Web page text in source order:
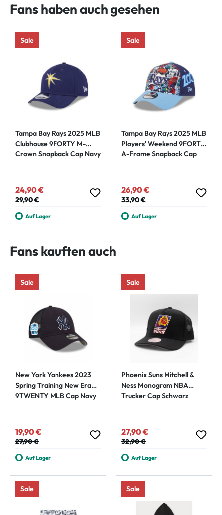
Fans haben auch gesehen
Sale
Tampa Bay Rays 2025 MLB
Clubhouse 9FORTY M-
Crown Snapback Cap Navy
Verkaufspreis:
24,90 €
Regulärer Preis:
29,90 €
Auf Lager
Sale
Tampa Bay Rays 2025 MLB
Players' Weekend 9FORTY
A-Frame Snapback Cap
Verkaufspreis:
26,90 €
Regulärer Preis:
33,90 €
Auf Lager
Fans kauften auch
Sale
New York Yankees 2023
Spring Training New Era
9TWENTY MLB Cap Navy
Verkaufspreis:
19,90 €
Regulärer Preis:
27,90 €
Auf Lager
Sale
Phoenix Suns Mitchell &
Ness Monogram NBA
Trucker Cap Schwarz
Verkaufspreis:
27,90 €
Regulärer Preis:
32,90 €
Auf Lager
Sale Sale